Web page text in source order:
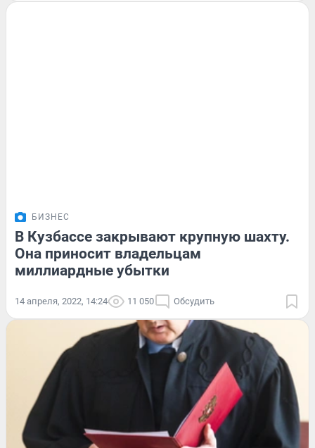
БИЗНЕС
В Кузбассе закрывают крупную шахту.
Она приносит владельцам
миллиардные убытки
14 апреля, 2022, 14:24 11 050 Обсудить